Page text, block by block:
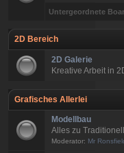
Untergeordnete
2D Bereich
2D Galerie
Kreative Arbeit in
Grafisches Allerlei
Modellbau
Alles zu
Moderator: Mr